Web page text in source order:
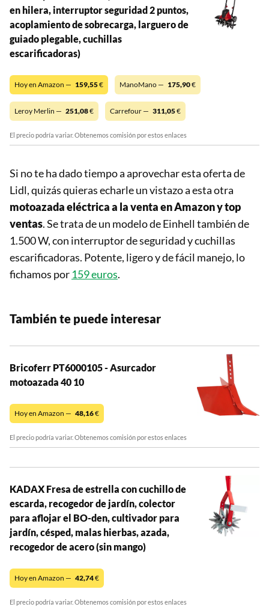
en hilera, interruptor seguridad 2 puntos,
acoplamiento de sobrecarga, larguero de
guiado plegable, cuchillas
escarificadoras)
Hoy en Amazon — 159,55€ ManoMano — 175,90€
Leroy Merlin — 251,08€ Carrefour — 311,05€
El precio podría variar. Obtenemos comisión por estos enlaces
Si no te ha dado tiempo a aprovechar esta oferta de
Lidl, quizás quieras echarle un vistazo a esta otra
motoazada eléctrica a la venta en Amazon y top
ventas. Se trata de un modelo de Einhell también de
1.500 W, con interruptor de seguridad y cuchillas
escarificadoras. Potente, ligero y de fácil manejo, lo
fichamos por 159 euros.
También te puede interesar
Bricoferr PT6000105 - Asurcador
motoazada 40 10
Hoy en Amazon — 48,16€
El precio podría variar. Obtenemos comisión por estos enlaces
KADAX Fresa de estrella con cuchillo de
escarda, recogedor de jardín, colector
para aflojar el BO-den, cultivador para
jardín, césped, malas hierbas, azada,
recogedor de acero (sin mango)
Hoy en Amazon — 42,74€
El precio podría variar. Obtenemos comisión por estos enlaces